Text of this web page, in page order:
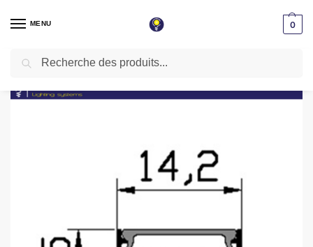
MENU 0
Accueil / Éclairage magnétique / Profilé apparent aluminium noir 3 mètres